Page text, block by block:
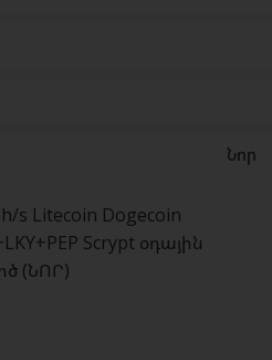
Նոր
s Litecoin Dogecoin
Scrypt օդային
(ՆՈՐ)